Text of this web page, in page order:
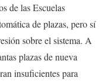
de las Escuelas
de plazas, pero sí
sobre el sistema. A
plazas de nueva
insuficientes para